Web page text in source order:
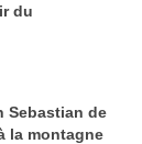
du
Sebastian de
la montagne